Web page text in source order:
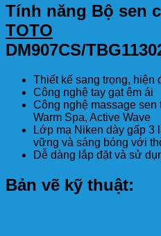
Tính năng Bộ sen
TOTO
DM907CS/
Thiết kế sang trọng, hiện
Công nghệ tay gạt êm ái
Công nghệ massage sen
Warm Spa, Active Wave
Lớp mạ Niken dày gấp 3
vững và sáng bóng với
Dễ dàng lắp đặt và sử
Bản vẽ kỹ thuật: